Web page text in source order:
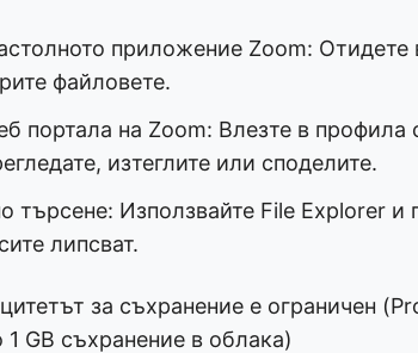
приложение Zoom: Отидете
файловете.
портала на Zoom: Влезте в профила
изтеглите или споделите.
търсене: Използвайте File Explorer и
липсват.
за съхранение е ограничен
1 GB съхранение в облака)